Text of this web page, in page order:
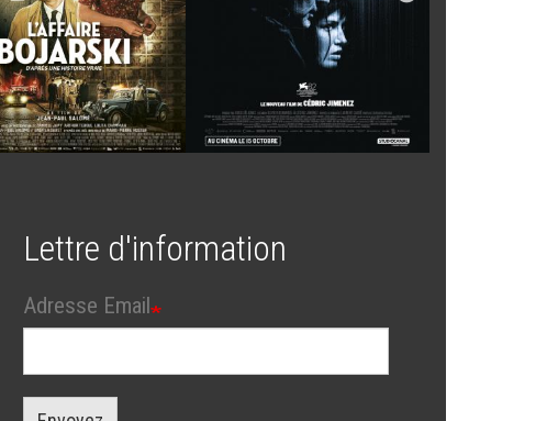
Lettre d'information
Adresse Email